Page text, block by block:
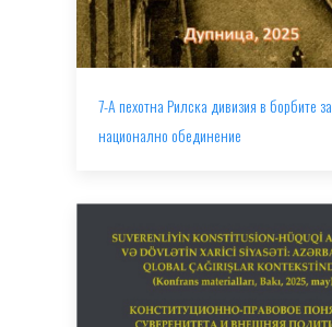
7-А пехотна Рилска дивизия в борбите за
национално обединение